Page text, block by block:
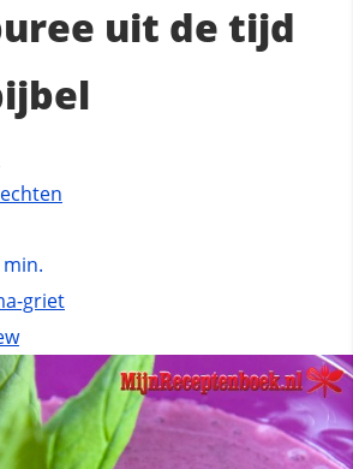
uit de tijd
griet